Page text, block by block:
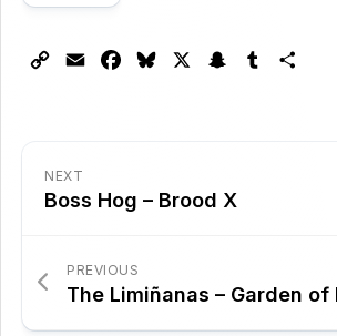
Copy Email FacebookBluesky Snapchat
Tumblr
NEXT
Boss Hog – Brood X
PREVIOUS
The Limiñanas – Garden of